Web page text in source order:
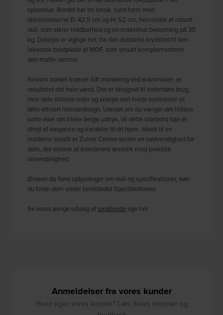
spisestue. Bordet har en smuk, rund form med
dimensionerne D: 42,5 cm og H: 52 cm, fremstillet af robust
stål, som sikrer holdbarhed og en maksimal belastning på 30
kg. Detaljer er vigtige her, fra den dobbelte krydsfod til den
lakerede bordplade af MDF, som smukt komplementerer
den matte ramme.
Selvom bordet kræver lidt montering ved ankomsten, er
resultatet det hele værd. Det er designet til indendørs brug,
hvor dets stilrene linjer og skarpe sort-hvide kontraster vil
løfte ethvert interiørdesign. Uanset om du vælger det tidløse
sorte eller det friske beige udtryk, vil dette sidebord føje et
strejf af elegance og karakter til dit hjem. Ideelt til en
moderne livsstil er Zuiver Centre-serien en nødvendighed for
dem, der ønsker at kombinere æstetik med praktisk
anvendelighed.
Ønsker du flere oplysninger om mål og specifikationer, kan
du finde dem under fanebladet Specifikationer.
Se vores øvrige udvalg af småborde lige her.
Anmeldelser fra vores kunder
Hvad siger vores kunder? Læs deres historier og